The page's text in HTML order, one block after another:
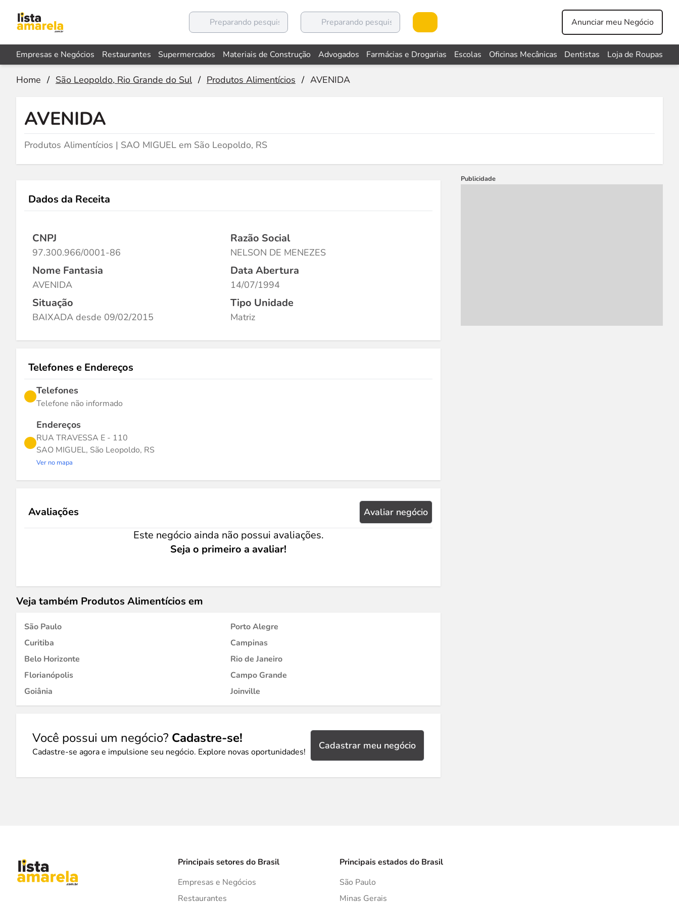
Anunciar meu Negócio
Empresas e Negócios Restaurantes Supermercados Materiais de Construção Advogados Farmácias e Drogarias Escolas Oficinas Mecânicas Dentistas Loja de Roupas
Home / São Leopoldo, Rio Grande do Sul / Produtos Alimentícios / AVENIDA
AVENIDA
Produtos Alimentícios | SAO MIGUEL em São Leopoldo, RS
Dados da Receita
CNPJ
97.300.966/0001-86
Razão Social
NELSON DE MENEZES
Nome Fantasia
AVENIDA
Data Abertura
14/07/1994
Situação
BAIXADA desde 09/02/2015
Tipo Unidade
Matriz
Telefones e Endereços
Telefones
Telefone não informado
Endereços
RUA TRAVESSA E - 110
SAO MIGUEL, São Leopoldo, RS
Ver no mapa
Avaliações Avaliar negócio
Este negócio ainda não possui avaliações.
Seja o primeiro a avaliar!
Veja também Produtos Alimentícios em
São Paulo
Porto Alegre
Curitiba
Campinas
Belo Horizonte
Rio de Janeiro
Florianópolis
Campo Grande
Goiânia
Joinville
Você possui um negócio? Cadastre-se!
Cadastre-se agora e impulsione seu negócio. Explore novas oportunidades!
Cadastrar meu negócio
Publicidade
Principais setores do Brasil
Empresas e Negócios
Restaurantes
Principais estados do Brasil
São Paulo
Minas Gerais